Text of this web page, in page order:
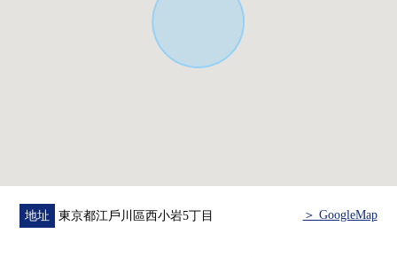
地址 東京都江戶川區西小岩5丁目 ＞ GoogleMap